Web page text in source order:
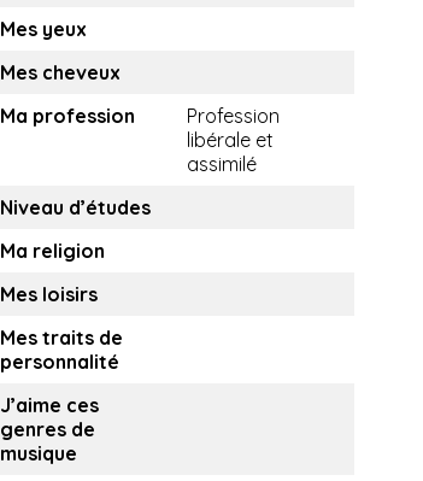
Mes yeux
Mes cheveux
Ma profession
Profession
libérale et
assimilé
Niveau d’études
Ma religion
Mes loisirs
Mes traits de
personnalité
J’aime ces
genres de
musique